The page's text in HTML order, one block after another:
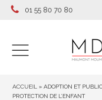
01 55 80 70 80
ACCUEIL » ADOPTION ET
PROTECTION DE L’ENFANT